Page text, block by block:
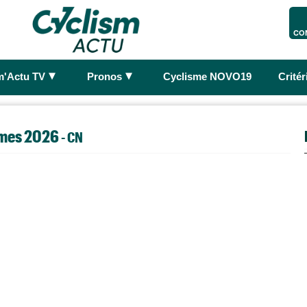
TV ► Pronos ► Cyclisme NOVO19
2026- CN